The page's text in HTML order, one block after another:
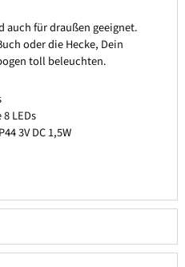
auch für draußen geeignet.
oder die Hecke, Dein
toll beleuchten.
LEDs
3V DC 1,5W